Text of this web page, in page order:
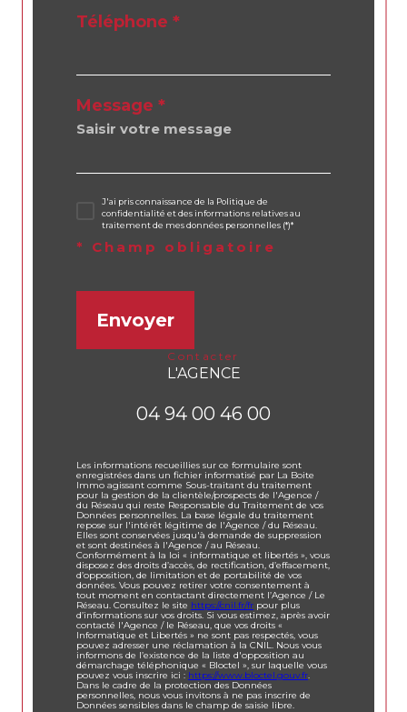
Téléphone *
Message *
J'ai pris connaissance de la Politique de
confidentialité et des informations relatives au
traitement de mes données personnelles (*)*
* Champ obligatoire
Envoyer
contacter
L'AGENCE
04 94 00 46 00
Les informations recueillies sur ce formulaire sont
enregistrées dans un fichier informatisé par La Boite
Immo agissant comme Sous-traitant du traitement
pour la gestion de la clientèle/prospects de l'Agence /
du Réseau qui reste Responsable du Traitement de vos
Données personnelles. La base légale du traitement
repose sur l'intérêt légitime de l'Agence / du Réseau.
Elles sont conservées jusqu'à demande de suppression
et sont destinées à l'Agence / au Réseau.
Conformément à la loi « informatique et libertés », vous
disposez des droits d’accès, de rectification, d’effacement,
d’opposition, de limitation et de portabilité de vos
données. Vous pouvez retirer votre consentement à
tout moment en contactant directement l’Agence / Le
Réseau. Consultez le site https://cnil.fr/fr pour plus
d’informations sur vos droits. Si vous estimez, après avoir
contacté l'Agence / le Réseau, que vos droits «
Informatique et Libertés » ne sont pas respectés, vous
pouvez adresser une réclamation à la CNIL. Nous vous
informons de l’existence de la liste d'opposition au
démarchage téléphonique « Bloctel », sur laquelle vous
pouvez vous inscrire ici : https://www.bloctel.gouv.fr
Dans le cadre de la protection des Données
personnelles, nous vous invitons à ne pas inscrire de
Données sensibles dans le champ de saisie libre.